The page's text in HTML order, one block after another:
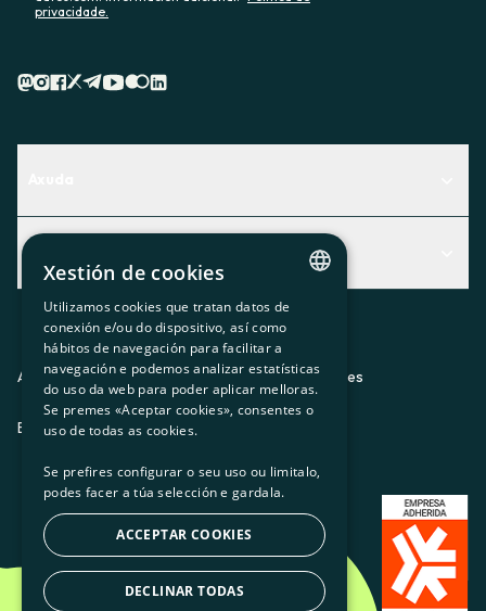
privacidade.
Descubre qué servicio te encaja mejor
Contacto
Actualidad
O recuncho da socia
Prensa
Trabaja con nosotros
Aviso legalPolítica de privacidadPolítica de cookies
ES CAGLEU
CATALAN
SPANISH
GL
Xestión de cookies
Utilizamos cookies que tratan datos de
conexión e/ou do dispositivo, así como
hábitos de navegación para facilitar a
navegación e podemos analizar estatísticas
do uso da web para poder aplicar melloras.
Se premes «Aceptar cookies», consentes o
uso de todas as cookies.
Se prefires configurar o seu uso ou limitalo,
podes facer a túa selección e gardala.
ACCEPTAR COOKIES
DECLINAR TODAS